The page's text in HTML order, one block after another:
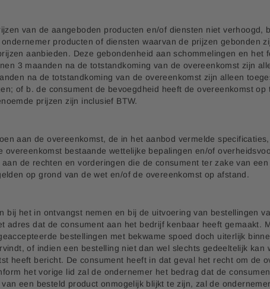
van de aangeboden producten en/of diensten niet verhoogd,
producten of diensten waarvan de prijzen gebonden
aanbieden. Deze gebondenheid aan schommelingen en het
3 maanden na de totstandkoming van de overeenkomst zijn
na de totstandkoming van de overeenkomst zijn alleen
of b. de consument de bevoegdheid heeft de overeenkomst
prijzen zijn inclusief BTW.
aan de overeenkomst, de in het aanbod vermelde
bestaande wettelijke bepalingen en/of
de rechten en vorderingen die de consument ter zake van
op grond van de wet en/of de overeenkomst op afstand.
het in ontvangst nemen en bij de uitvoering van bestellingen
dat de consument aan het bedrijf kenbaar heeft gemaakt.
bestellingen met bekwame spoed doch uiterlijk
of indien een bestelling niet dan wel slechts gedeeltelijk kan
heeft bericht. De consument heeft in dat geval het recht om de
het vorige lid zal de ondernemer het bedrag dat de
een besteld product onmogelijk blijkt te zijn, zal de